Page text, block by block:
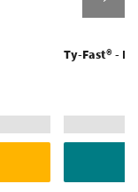
Ty-Fast® -